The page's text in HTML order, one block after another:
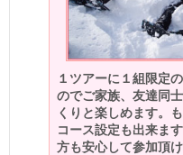
１ツアーに１組限定
のでご家族、友達同
くりと楽しめます。
コース設定も出来ま
方も安心して参加頂け